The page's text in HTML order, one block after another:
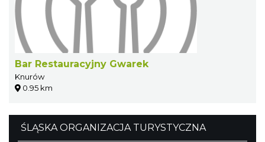
Bar Restauracyjny Gwarek
Knurów
0.95 km
ŚLĄSKA ORGANIZACJA TURYSTYCZNA